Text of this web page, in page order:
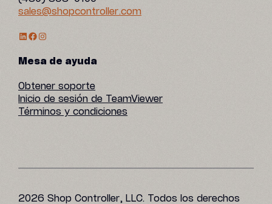
sales@shopcontroller.com
Perfil de LinkedIn
Facebook
Instagram
Mesa de ayuda
Obtener soporte
Inicio de sesión de TeamViewer
Términos y condiciones
2026 Shop Controller, LLC. Todos los derechos